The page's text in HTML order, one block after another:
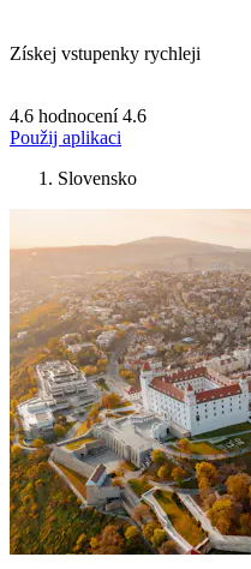
Získej vstupenky rychleji
4.6 hodnocení 4.6
Použij aplikaci
Slovensko